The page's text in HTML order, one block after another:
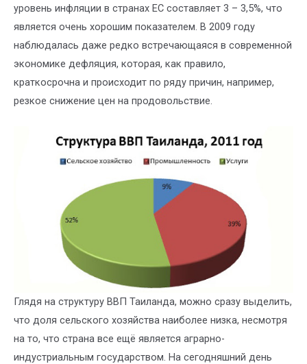
уровень инфляции в странах ЕС составляет 3 – 3,5%, что
является очень хорошим показателем. В 2009 году
наблюдалась даже редко встречающаяся в современной
экономике дефляция, которая, как правило,
краткосрочна и происходит по ряду причин, например,
резкое снижение цен на продовольствие.
Глядя на структуру ВВП Таиланда, можно сразу выделить,
что доля сельского хозяйства наиболее низка, несмотря
на то, что страна все ещё является аграрно-
индустриальным государством. На сегодняшний день